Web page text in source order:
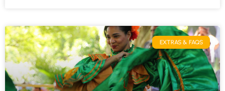
EXTRAS & FAQS